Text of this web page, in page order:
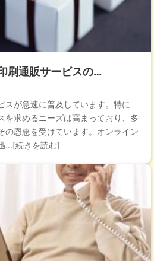
刷通販サービスの…
スが急速に普及しています。特に
を求めるニーズは高まっており、多
の恩恵を受けています。オンライン
...[続きを読む]